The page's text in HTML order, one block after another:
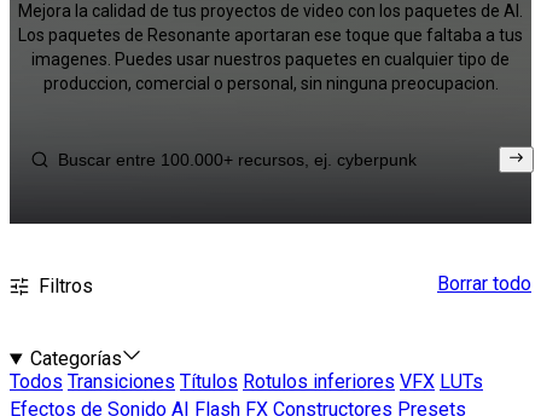
Mejora la calidad de tus proyectos de video con los paquetes de AI.
Los paquetes de Resonante aportaran ese toque que faltaba a tus
imagenes. Puedes usar nuestros paquetes en cualquier tipo de
produccion, comercial o personal, sin ninguna preocupacion.
Filtros Borrar todo
Categorías
Todos Transiciones Títulos Rotulos inferiores VFX LUTs
Efectos de Sonido AI Flash FX Constructores Presets